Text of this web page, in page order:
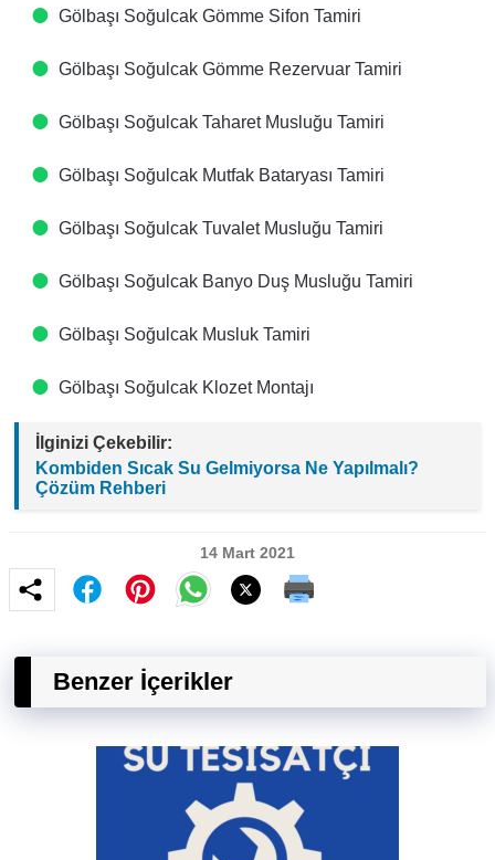
Gölbaşı Soğulcak Gömme Sifon Tamiri
Gölbaşı Soğulcak Gömme Rezervuar Tamiri
Gölbaşı Soğulcak Taharet Musluğu Tamiri
Gölbaşı Soğulcak Mutfak Bataryası Tamiri
Gölbaşı Soğulcak Tuvalet Musluğu Tamiri
Gölbaşı Soğulcak Banyo Duş Musluğu Tamiri
Gölbaşı Soğulcak Musluk Tamiri
Gölbaşı Soğulcak Klozet Montajı
İlginizi Çekebilir:
Kombiden Sıcak Su Gelmiyorsa Ne Yapılmalı?
Çözüm Rehberi
14 Mart 2021
Benzer İçerikler